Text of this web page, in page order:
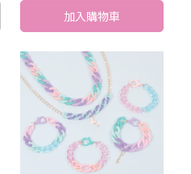
加入購物車